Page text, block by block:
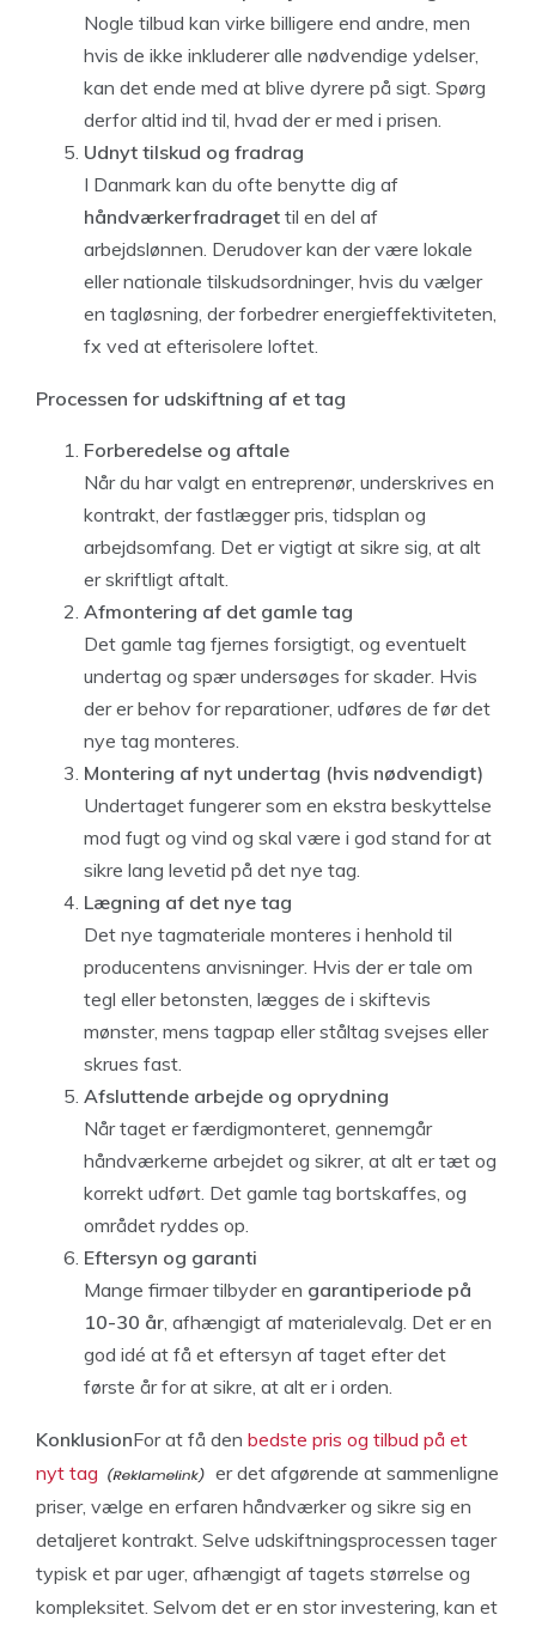
Nogle tilbud kan virke billigere end andre, men
hvis de ikke inkluderer alle nødvendige ydelser,
kan det ende med at blive dyrere på sigt. Spørg
derfor altid ind til, hvad der er med i prisen.
Udnyt tilskud og fradrag
I Danmark kan du ofte benytte dig af
håndværkerfradraget til en del af
arbejdslønnen. Derudover kan der være lokale
eller nationale tilskudsordninger, hvis du vælger
en tagløsning, der forbedrer energieffektiviteten,
fx ved at efterisolere loftet.
Processen for udskiftning af et tag
Forberedelse og aftale
Når du har valgt en entreprenør, underskrives en
kontrakt, der fastlægger pris, tidsplan og
arbejdsomfang. Det er vigtigt at sikre sig, at alt
er skriftligt aftalt.
Afmontering af det gamle tag
Det gamle tag fjernes forsigtigt, og eventuelt
undertag og spær undersøges for skader. Hvis
der er behov for reparationer, udføres de før det
nye tag monteres.
Montering af nyt undertag (hvis nødvendigt)
Undertaget fungerer som en ekstra beskyttelse
mod fugt og vind og skal være i god stand for at
sikre lang levetid på det nye tag.
Lægning af det nye tag
Det nye tagmateriale monteres i henhold til
producentens anvisninger. Hvis der er tale om
tegl eller betonsten, lægges de i skiftevis
mønster, mens tagpap eller ståltag svejses eller
skrues fast.
Afsluttende arbejde og oprydning
Når taget er færdigmonteret, gennemgår
håndværkerne arbejdet og sikrer, at alt er tæt og
korrekt udført. Det gamle tag bortskaffes, og
området ryddes op.
Eftersyn og garanti
Mange firmaer tilbyder en garantiperiode på
10-30 år, afhængigt af materialevalg. Det er en
god idé at få et eftersyn af taget efter det
første år for at sikre, at alt er i orden.
KonklusionFor at få den bedste pris og tilbud på et
nyt tag
er det afgørende at sammenligne
priser, vælge en erfaren håndværker og sikre sig en
detaljeret kontrakt. Selve udskiftningsprocessen tager
typisk et par uger, afhængigt af tagets størrelse og
kompleksitet. Selvom det er en stor investering, kan et